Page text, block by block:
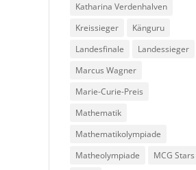
Katharina Verdenhalven
Kreissieger
Känguru
Landesfinale
Landessieger
Marcus Wagner
Marie-Curie-Preis
Mathematik
Mathematikolympiade
Matheolympiade
MCG Stars